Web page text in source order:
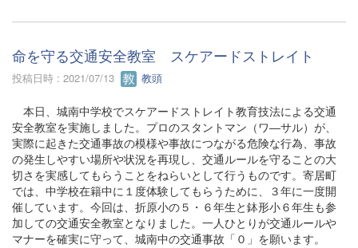
命を守る交通安全教室 スケアードストレイト
投稿日時 : 2021/07/13 教頭
本日、城南中学校でスケアードストレイト教育技法による交通
安全教室を実施しました。プロのスタントマン（ワ―サル）が、
実際に起きた交通事故の模様や事故につながる危険な行為、事故
の発生しやすい場所や状況を再現し、交通ルールを守ることの大
切さを実感してもらうことをねらいとして行うものです。寄居町
では、中学校在籍中に１度体験してもらうために、３年に一度開
催しています。今回は、折原小の５・６年生と鉢形小６年生も参
加しての交通安全教室となりました。一人ひとりが交通ルールや
マナーを確実に守って、城南中の交通事故「０」を願います。